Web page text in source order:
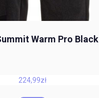
Warm Pro Black
224,99zł